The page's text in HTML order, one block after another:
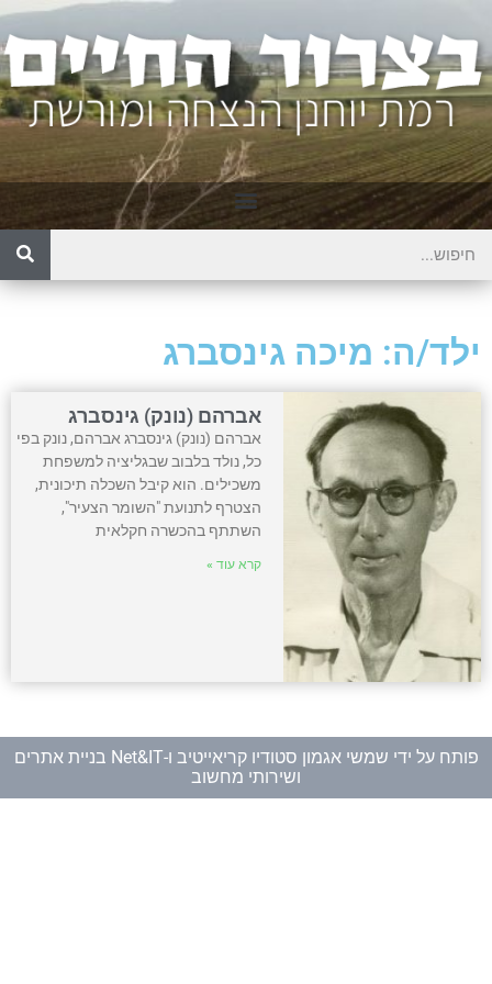
ילד/ה: מיכה גינסברג
אברהם (נונק) גינסברג
אברהם (נונק) גינסברג אברהם, נונק בפי
כל, נולד בלבוב שבגליציה למשפחת
משכילים. הוא קיבל השכלה תיכונית,
הצטרף לתנועת "השומר הצעיר",
השתתף בהכשרה חקלאית
קרא עוד »
פותח על ידי שמשי אגמון סטודיו קריאייטיב ו-
Net&IT בניית אתרים
ושירותי מחשוב